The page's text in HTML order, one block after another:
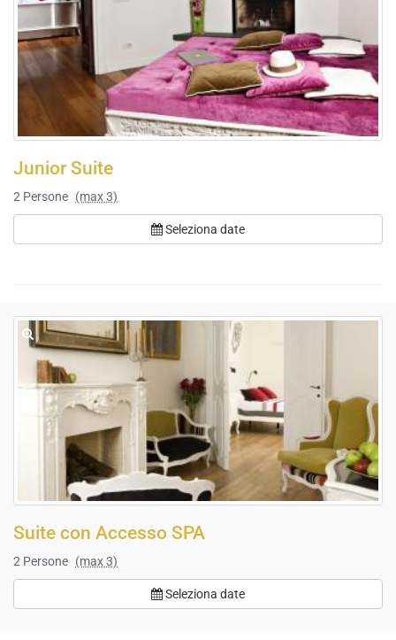
Junior Suite
2 Persone (max 3)
Seleziona date
Suite con Accesso SPA
2 Persone (max 3)
Seleziona date